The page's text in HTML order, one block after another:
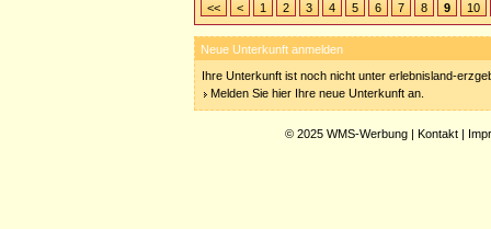
<< < 1 2 3 4 5 6 7 8 9 10
Neue Unterkunft anmelden
Ihre Unterkunft ist noch nicht unter erlebnisland-
Melden Sie hier Ihre neue Unterkunft an.
© 2025 WMS-Werbung | Kontakt |